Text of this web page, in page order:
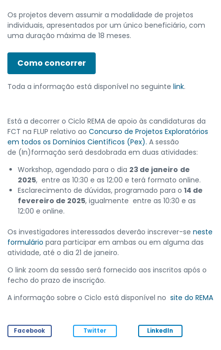
Os projetos devem assumir a modalidade de projetos
individuais, apresentados por um único beneficiário, com
uma duração máxima de 18 meses.
Como concorrer
Toda a informação está disponível no seguinte link.
Está a decorrer o Ciclo REMA de apoio às candidaturas da
FCT na FLUP relativo ao Concurso de Projetos Exploratórios
em todos os Domínios Científicos (Pex). A sessão
de (In)formação será desdobrada em duas atividades:
Workshop, agendado para o dia 23 de janeiro de
2025, entre as 10:30 e as 12:00 e terá formato online.
Esclarecimento de dúvidas, programado para o 14 de
fevereiro de 2025, igualmente entre as 10:30 e as
12:00 e online.
Os investigadores interessados deverão inscrever-se neste
formulário para participar em ambas ou em alguma das
atividade, até o dia 21 de janeiro.
O link zoom da sessão será fornecido aos inscritos após o
fecho do prazo de inscrição.
A informação sobre o Ciclo está disponível no site do REMA
Facebook Twitter LinkedIn